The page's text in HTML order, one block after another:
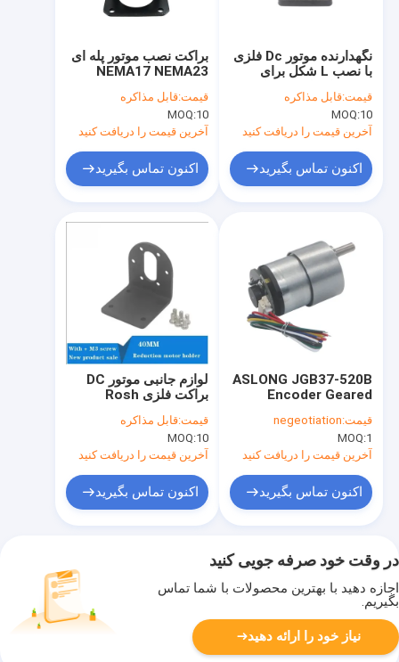
براکت نصب موتور پله ای
NEMA17 NEMA23
آلومینیومی
قیمت:قابل مذاکره
MOQ:10
آخرین قیمت را دریافت کنید
اکنون تماس بگیرید
نگهدارنده موتور Dc فلزی
با نصب L شکل برای
متر
قیمت:قابل مذاکره
MOQ:10
آخرین قیمت را دریافت کنید
اکنون تماس بگیرید
لوازم جانبی موتور DC
براکت فلزی Rosh
قیمت:قابل مذاکره
MOQ:10
آخرین قیمت را دریافت کنید
اکنون تماس بگیرید
ASLONG JGB37-520B
Encoder Geared
Geared Motors
960RPM
قیمت:negeotiation
MOQ:1
آخرین قیمت را دریافت کنید
اکنون تماس بگیرید
در وقت خود صرفه جویی کنید
اجازه دهید با بهترین محصولات با شما تماس
بگیریم.
نیاز خود را ارائه دهید